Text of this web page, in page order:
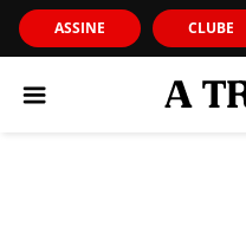
ASSINE CLUBE